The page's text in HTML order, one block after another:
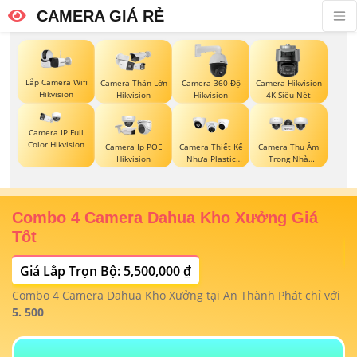
CAMERA GIÁ RẺ
Lắp Camera Wifi
Hikvision
Camera Thân Lớn
Hikvision
Camera 360 Độ
Hikvision
Camera Hikvision
4K Siêu Nét
Camera IP Full
Color Hikvision
Camera Ip POE
Hikvision
Camera Thiết Kế
Nhựa Plastic
Kbvision
Camera Thu Âm
Trong Nhà
Vantech
Combo 4 Camera Dahua Kho Xưởng Giá
Tốt
Giá Lắp Trọn Bộ: 5,500,000 ₫
Combo 4 Camera Dahua Kho Xưởng tại An Thành Phát chỉ với
5. 500